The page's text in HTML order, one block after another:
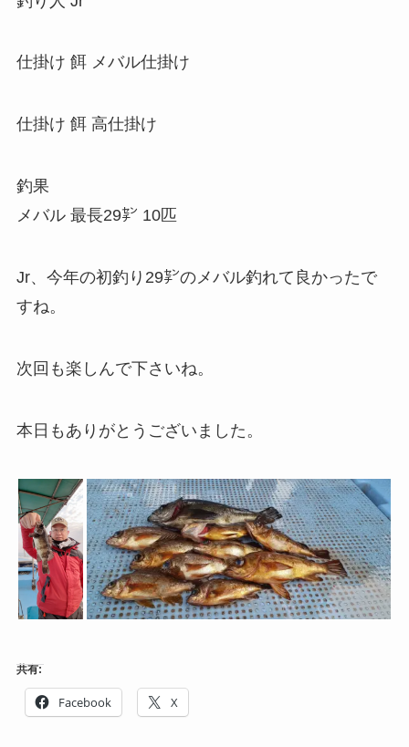
仕掛け 餌 メバル仕掛け
仕掛け 餌 高仕掛け
釣果
メバル 最長29㌢ 10匹
Jr、今年の初釣り29㌢のメバル釣れて良かったで
すね。
次回も楽しんで下さいね。
本日もありがとうございました。
共有:
Facebook X